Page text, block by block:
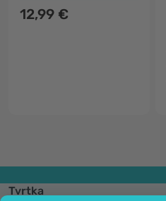
12,99 €
Tvrtka